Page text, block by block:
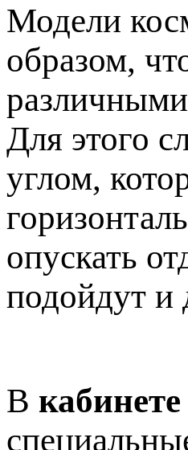
Модели
образом,
Для этого
углом,
опускать
подойдут и
В